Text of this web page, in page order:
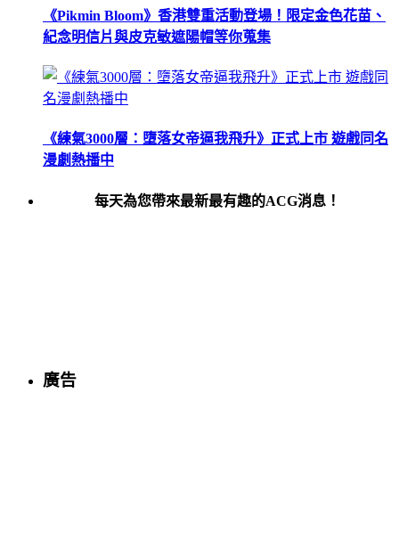
《Pikmin Bloom》香港雙重活動登場！限定金色花苗、
紀念明信片與皮克敏遮陽帽等你蒐集
《練氣3000層：墮落女帝逼我飛升》正式上市 遊戲同名
漫劇熱播中
每天為您帶來最新最有趣的ACG消息！
廣告